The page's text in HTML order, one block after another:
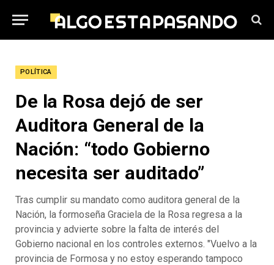
POLÍTICA
De la Rosa dejó de ser
Auditora General de la
Nación: “todo Gobierno
necesita ser auditado”
Tras cumplir su mandato como auditora general de la
Nación, la formoseña Graciela de la Rosa regresa a la
provincia y advierte sobre la falta de interés del
Gobierno nacional en los controles externos. "Vuelvo a la
provincia de Formosa y no estoy esperando tampoco